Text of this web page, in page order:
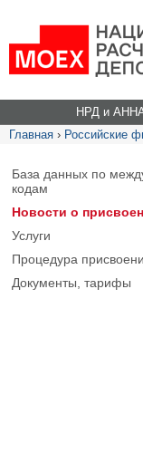
НРД и
Главная › Российские
База данных по
кодам
Новости о
Услуги
Процедура
Документы, тарифы